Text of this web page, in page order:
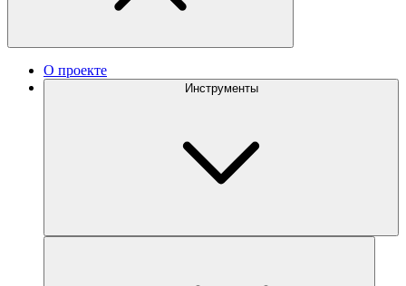
О проекте
Инструменты